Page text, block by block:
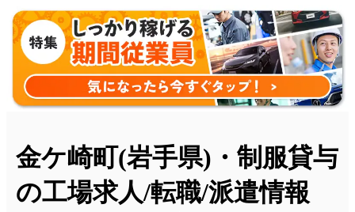
金ケ崎町(岩手県)・制服貸与
の工場求人/転職/派遣情報